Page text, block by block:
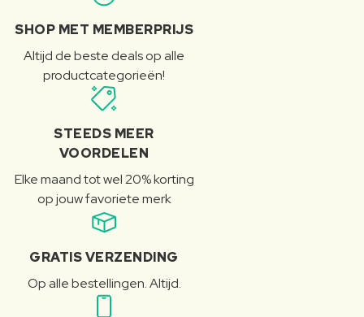
SHOP MET MEMBERPRIJS
Altijd de beste deals op alle
productcategorieën!
STEEDS MEER
VOORDELEN
Elke maand tot wel 20% korting
op jouw favoriete merk
GRATIS VERZENDING
Op alle bestellingen. Altijd.